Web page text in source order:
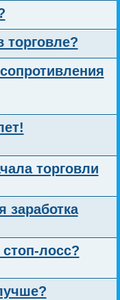
торговле?
торговли
заработка
лосс?